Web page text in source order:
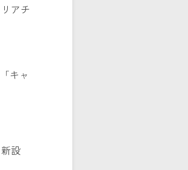
アチ
キャ
設